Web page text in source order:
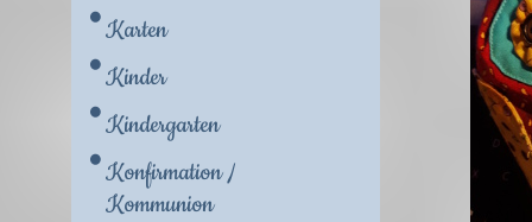
Karten
Kinder
Kindergarten
Konfirmation /
Kommunion